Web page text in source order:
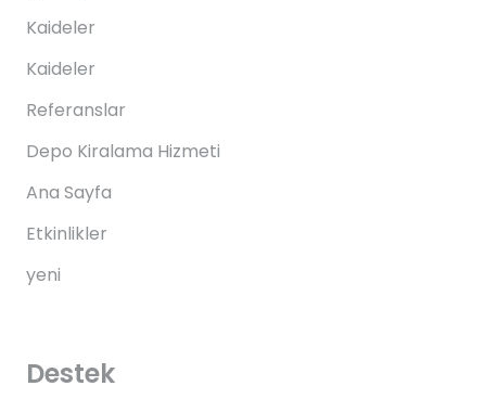
Kaideler
Kaideler
Referanslar
Depo Kiralama Hizmeti
Ana Sayfa
Etkinlikler
yeni
Destek